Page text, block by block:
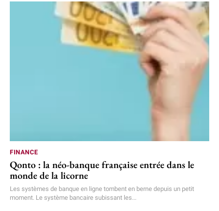
FINANCE
Qonto : la néo-banque française entrée dans le
monde de la licorne
Les systèmes de banque en ligne tombent en berne depuis un petit
moment. Le système bancaire subissant les...